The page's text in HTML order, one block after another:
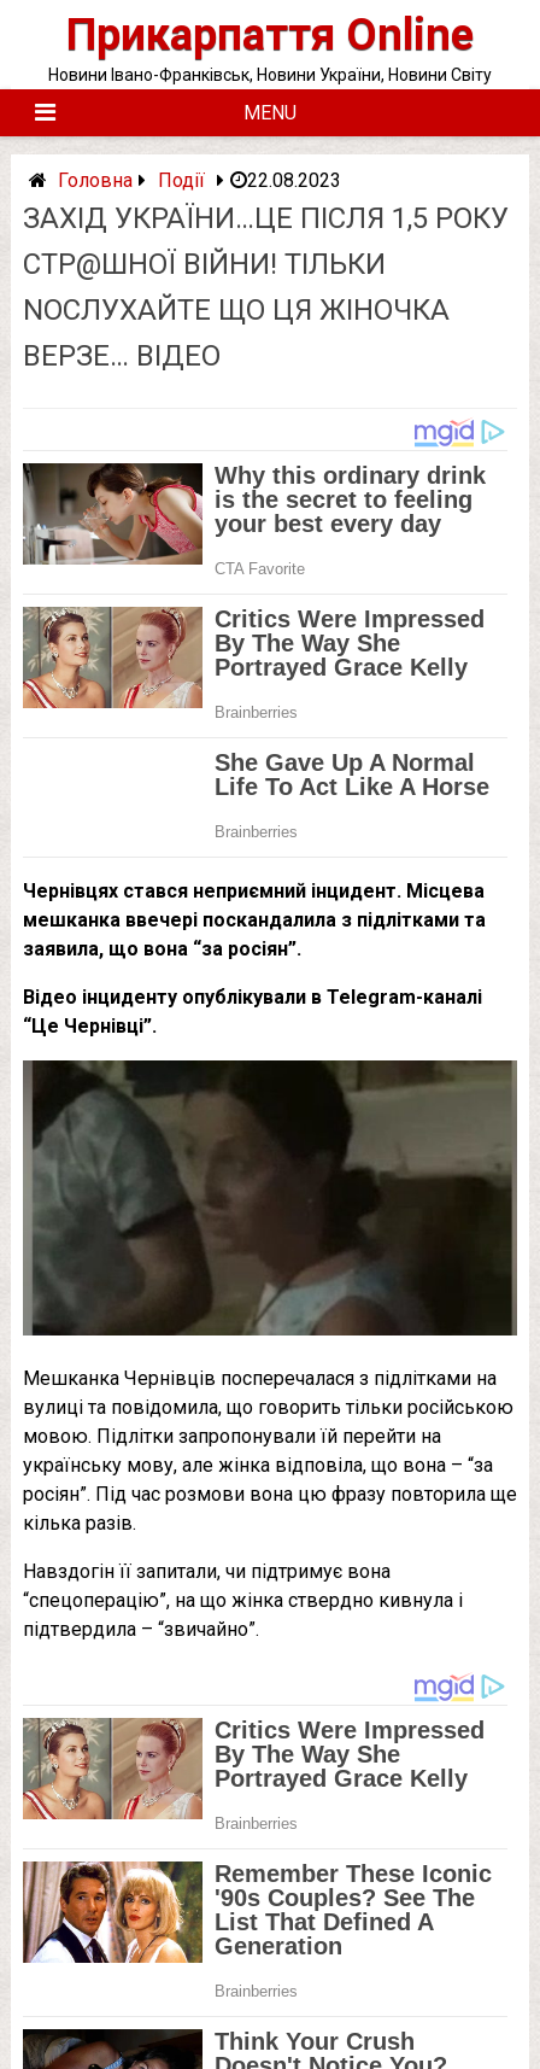
Прикарпаття Online
Новини Івано-Франківськ, Новини України, Новини Світу
MENU
Головна Події 22.08.2023
ЗАХІД УКРАЇНИ…ЦЕ ПІСЛЯ 1,5 РОКУ
СТР@ШНOЇ ВІЙНИ! ТІЛЬКИ
NОСЛУХАЙТЕ ЩО ЦЯ ЖІНОЧКА
ВЕРЗЕ… ВІДЕО
Чернівцях стався неприємний інцидент. Місцева
мешканка ввечері поскандалила з підлітками та
заявила, що вона “за росіян”.
Відео інциденту опублікували в Telegram-каналі
“Це Чернівці”.
Мешканка Чернівців посперечалася з підлітками на
вулиці та повідомила, що говорить тільки російською
мовою. Підлітки запропонували їй перейти на
українську мову, але жінка відповіла, що вона – “за
росіян”. Під час розмови вона цю фразу повторила ще
кілька разів.
Навздогін її запитали, чи підтримує вона
“спецоперацію”, на що жінка ствердно кивнула і
підтвердила – “звичайно”.